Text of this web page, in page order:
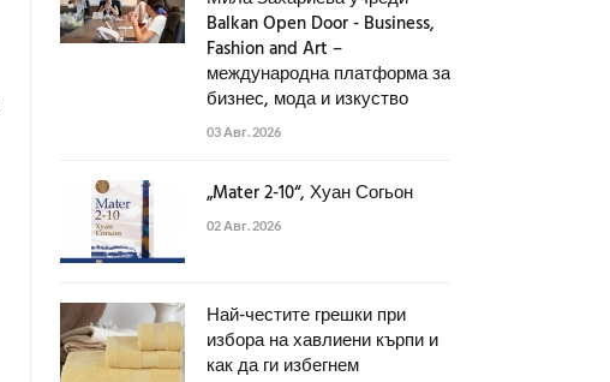
Balkan Open Door - Business,
Fashion and Art –
международна платформа за
бизнес, мода и изкуство
03 Авг. 2026
„Mater 2-10“, Хуан Согьон
02 Авг. 2026
Най-честите грешки при
избора на хавлиени кърпи и
как да ги избегнем